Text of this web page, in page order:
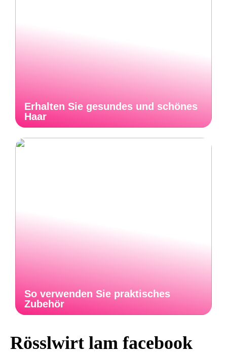
Erhalten Sie gesundes und schönes
Haar
So verwenden Sie praktisches
Zubehör
Rösslwirt lam facebook